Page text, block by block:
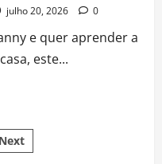
julho 20, 2026 0
e quer aprender a
este...
Next